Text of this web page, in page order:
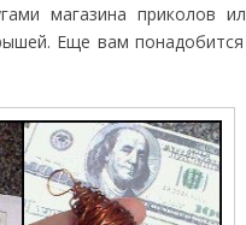
магазина приколов
Еще вам